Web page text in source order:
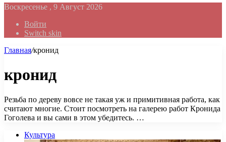
Воскресенье , 9 Август 2026
Войти
Switch skin
Главная/кронид
кронид
Резьба по дереву вовсе не такая уж и примитивная работа, как
считают многие. Стоит посмотреть на галерею работ Кронида
Гоголева и вы сами в этом убедитесь. …
Культура